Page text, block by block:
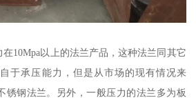
10Mpa以上的法兰产品，这种法兰同其它
于承压能力，但是从市场的现有情况来
锈钢法兰。另外，一般压力的法兰多为板